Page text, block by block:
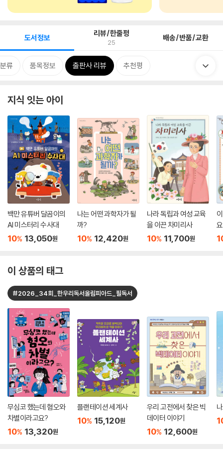
도서정보 리뷰/한줄평
25 배송/반품/교환
류 품목정보 출판사 리뷰 추천평
지식 잇는 아이
백만 유튜버 달곰이의
AI 미스터리 수사대
10% 13,050원
나는 어떤 과학자가 될
까?
10% 12,420원
나라 독립과 여성 교육
을 이끈 차미리사
10% 11,700원
이 상품의 태그
#2026_34회_한우리독서올림피아드_필독서
무심코 했는데 혐오와
차별이라고요?
10% 13,320원
플랜테이션 세계사
10% 15,120원
우리 고전에서 찾은 빅
데이터 이야기
10% 12,600원